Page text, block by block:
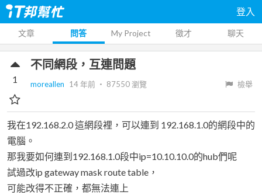
登入
文章 問答 My Project 徵才 聊天
不同網段，互連問題
moreallen 14 年前 ‧ 87550瀏覽 檢舉
1
我在192.168.2.0 這網段裡，可以連到 192.168.1.0的網段中的
電腦。
那我要如何連到192.168.1.0段中ip=10.10.10.0的hub們呢
試過改ip gateway mask route table，
可能改得不正確，都無法連上